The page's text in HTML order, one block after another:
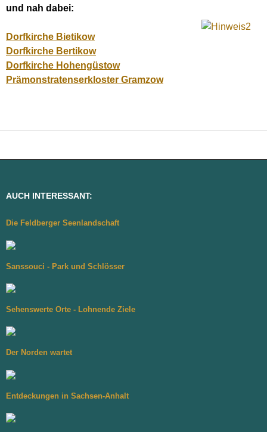
und nah dabei:
Dorfkirche Bietikow
Dorfkirche Bertikow
Dorfkirche Hohengüstow
Prämonstratenserkloster Gramzow
AUCH INTERESSANT:
Die Feldberger Seenlandschaft
Sanssouci - Park und Schlösser
Sehenswerte Orte - Lohnende Ziele
Der Norden wartet
Entdeckungen in Sachsen-Anhalt